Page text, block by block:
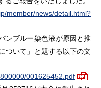
member/news/detail.html?
ンブルー染色液が原因と推
ついて」と題する以下の文
001625452.pdf